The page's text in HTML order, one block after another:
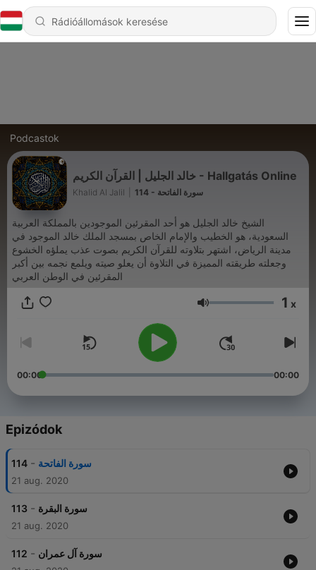
Podcastok
خالد الجليل | القرآن الكريم - Hallgatás Online
Khalid Al Jalil 114 - سورة الفاتحة
الشيخ خالد الجليل هو أحد المقرئين الموجودين بالمملكة العربية
السعودية، هو الخطيب والإمام الخاص بمسجد الملك خالد الموجود في
مدينة الرياض، اشتهر بتلاوته للقرآن الكريم بصوت عذب يملؤه الخشوع
وجعلته طريقته المميزة في التلاوة أن يعلو صيته ويلمع نجمه بين أكبر
المقرئين في الوطن العربي
Hangerő 1 x
00:00 00:00
Epizódok
114 - سورة الفاتحة
21 aug. 2020
113 - سورة البقرة
21 aug. 2020
112 - سورة آل عمران